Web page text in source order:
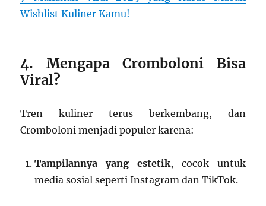
Wishlist Kuliner Kamu!
4. Mengapa Cromboloni Bisa
Viral?
Tren kuliner terus berkembang, dan
Cromboloni menjadi populer karena:
Tampilannya yang estetik, cocok untuk
media sosial seperti Instagram dan TikTok.